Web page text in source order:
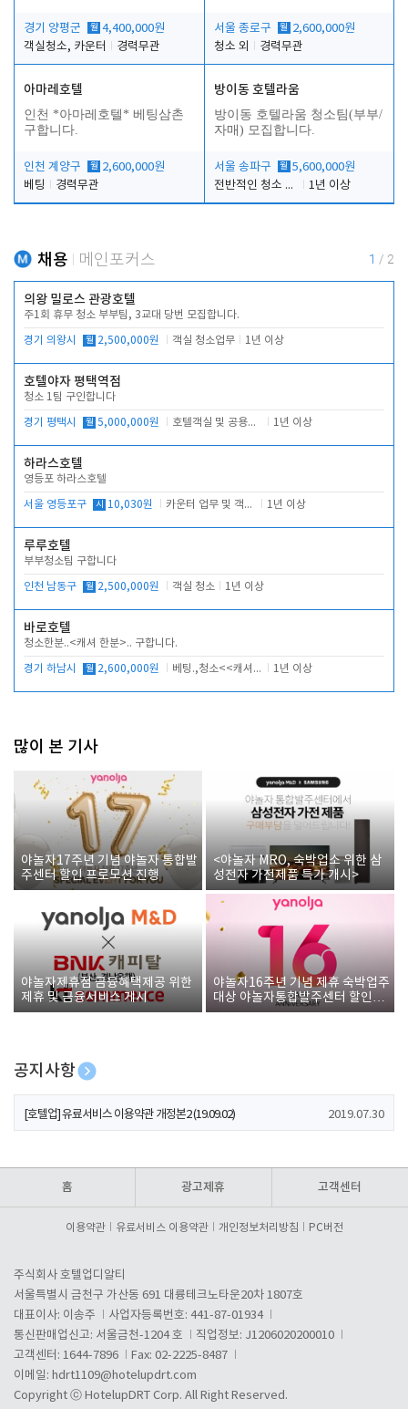
경기 양평군 월 4,400,000원
객실청소, 카운터
경력무관
서울 종로구 월 2,600,000원
청소 외
경력무관
아마레호텔
인천 *아마레호텔* 베팅삼촌
구합니다.
인천 계양구 월 2,600,000원
베팅
경력무관
방이동 호텔라움
방이동 호텔라움 청소팀(부부/
자매) 모집합니다.
서울 송파구 월 5,600,000원
전반적인 청소 업무(객실청소.객실정리)
1년 이상
채용 메인포커스 1 / 2
의왕 밀로스 관광호텔
주1회 휴무 청소 부부팀, 3교대 당번 모집합니다.
경기 의왕시 월 2,500,000원 객실 청소업무 1년 이상
호텔야자 평택역점
청소 1팀 구인합니다
경기 평택시 월 5,000,000원 호텔객실 및 공용시설 청소 관리 1년 이상
하라스호텔
영등포 하라스호텔
서울 영등포구 시 10,030원 카운터 업무 및 객실관리(청소상태 확인, 객실판매) 1년 이상
루루호텔
부부청소팀 구합니다
인천 남동구 월 2,500,000원 객실 청소 1년 이상
바로호텔
청소한분..<캐셔 한분>.. 구합니다.
경기 하남시 월 2,600,000원 베팅.,청소<<캐셔 모셔봅니다. 1년 이상
많이 본 기사
야놀자17주년 기념 야놀자 통합발
주센터 할인 프로모션 진행
<야놀자 MRO, 숙박업소 위한 삼
성전자 가전제품 특가 개시>
야놀자제휴점 금융혜택제공 위한
제휴 및 금융서비스 게시
야놀자16주년 기념 제휴 숙박업주
대상 야놀자통합발주센터 할인쿠
폰 증정
공지사항
[호텔업] 개인정보 처리방침 개정본1 (19.09.02)
[호텔업] 유료서비스 이용약관 개정본2 (19.09.02) 2019.07.30
홈 광고제휴 고객센터
이용약관 유료서비스 이용약관 개인정보처리방침 PC버전
주식회사 호텔업디알티
서울특별시 금천구 가산동 691 대륭테크노타운20차 1807호
대표이사: 이송주
사업자등록번호: 441-87-01934
통신판매업신고: 서울금천-1204 호
직업정보: J1206020200010
고객센터: 1644-7896
Fax: 02-2225-8487
이메일: hdrt1109@hotelupdrt.com
Copyright ⓒ HotelupDRT Corp. All Right Reserved.